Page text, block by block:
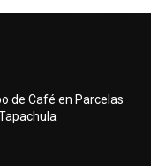
de Café en Parcelas